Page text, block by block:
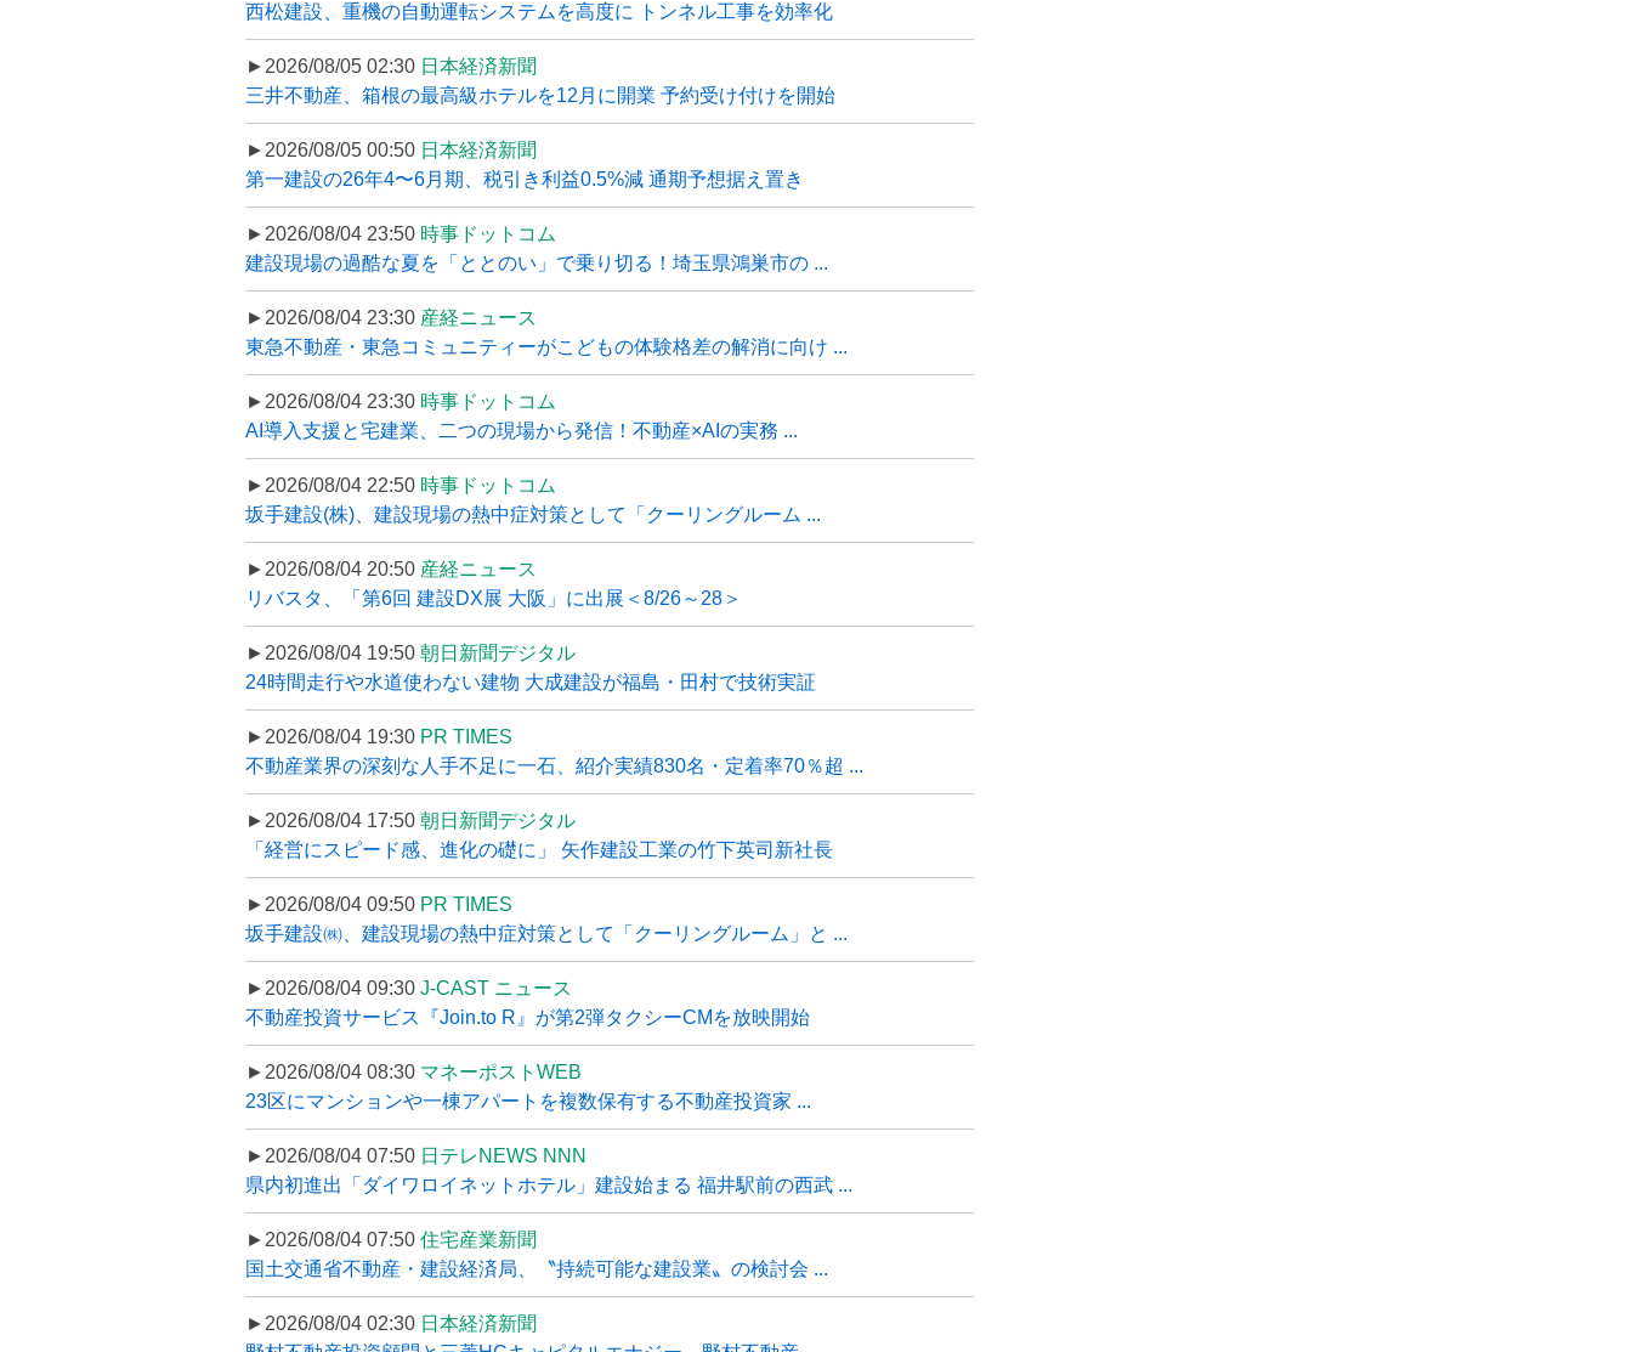
西松建設、重機の自動運転システムを高度に トンネル工事を効率化
►2026/08/05 02:30 日本経済新聞
三井不動産、箱根の最高級ホテルを12月に開業 予約受け付けを開始
►2026/08/05 00:50 日本経済新聞
第一建設の26年4〜6月期、税引き利益0.5%減 通期予想据え置き
►2026/08/04 23:50 時事ドットコム
建設現場の過酷な夏を「ととのい」で乗り切る！埼玉県鴻巣市の ...
►2026/08/04 23:30 産経ニュース
東急不動産・東急コミュニティーがこどもの体験格差の解消に向け ...
►2026/08/04 23:30 時事ドットコム
AI導入支援と宅建業、二つの現場から発信！不動産×AIの実務 ...
►2026/08/04 22:50 時事ドットコム
坂手建設(株)、建設現場の熱中症対策として「クーリングルーム ...
►2026/08/04 20:50 産経ニュース
リバスタ、「第6回 建設DX展 大阪」に出展＜8/26～28＞
►2026/08/04 19:50 朝日新聞デジタル
24時間走行や水道使わない建物 大成建設が福島・田村で技術実証
►2026/08/04 19:30 PR TIMES
不動産業界の深刻な人手不足に一石、紹介実績830名・定着率70％超 ...
►2026/08/04 17:50 朝日新聞デジタル
「経営にスピード感、進化の礎に」 矢作建設工業の竹下英司新社長
►2026/08/04 09:50 PR TIMES
坂手建設㈱、建設現場の熱中症対策として「クーリングルーム」と ...
►2026/08/04 09:30 J-CAST ニュース
不動産投資サービス『Join.to R』が第2弾タクシーCMを放映開始
►2026/08/04 08:30 マネーポストWEB
23区にマンションや一棟アパートを複数保有する不動産投資家 ...
►2026/08/04 07:50 日テレNEWS NNN
県内初進出「ダイワロイネットホテル」建設始まる 福井駅前の西武 ...
►2026/08/04 07:50 住宅産業新聞
国土交通省不動産・建設経済局、〝持続可能な建設業〟の検討会 ...
►2026/08/04 02:30 日本経済新聞